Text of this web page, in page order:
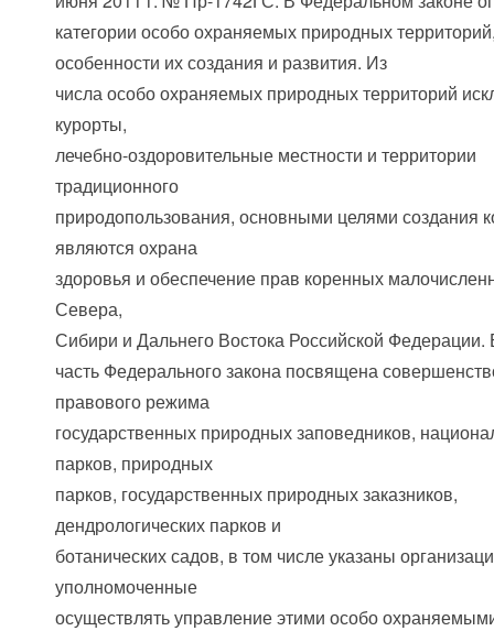
категории особо охраняемых природных
особенности их создания и развития. Из
числа особо охраняемых природных территорий
курорты,
лечебно-оздоровительные местности и территории
традиционного
природопользования, основными целями создания
являются охрана
здоровья и обеспечение прав коренных
Севера,
Сибири и Дальнего Востока Российской
часть Федерального закона посвящена
правового режима
государственных природных заповедников,
парков, природных
парков, государственных природных заказников,
дендрологических парков и
ботанических садов, в том числе указаны
уполномоченные
осуществлять управление этими особо